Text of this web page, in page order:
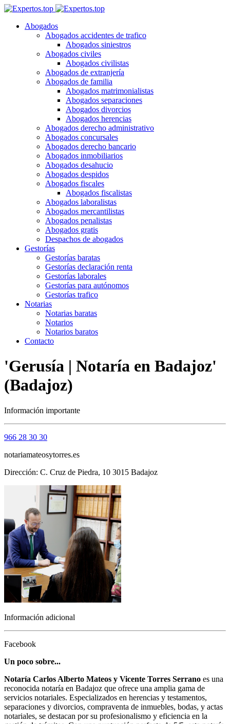
Abogados
Abogados accidentes de trafico
Abogados siniestros
Abogados civiles
Abogados civilistas
Abogados de extranjería
Abogados de familia
Abogados matrimonialistas
Abogados separaciones
Abogados divorcios
Abogados herencias
Abogados derecho administrativo
Abogados concursales
Abogados derecho bancario
Abogados inmobiliarios
Abogados desahucio
Abogados despidos
Abogados fiscales
Abogados fiscalistas
Abogados laboralistas
Abogados mercantilistas
Abogados penalistas
Abogados gratis
Despachos de abogados
Gestorías
Gestorías baratas
Gestorías declaración renta
Gestorías laborales
Gestorías para autónomos
Gestorías trafico
Notarias
Notarias baratas
Notarios
Notarios baratos
Contacto
'Gerusía | Notaría en Badajoz'
(Badajoz)
Información importante
966 28 30 30
notariamateosytorres.es
Dirección: C. Cruz de Piedra, 10 3015 Badajoz
Información adicional
Facebook
Un poco sobre...
Notaría Carlos Alberto Mateos y Vicente Torres Serrano es una
reconocida notaría en Badajoz que ofrece una amplia gama de
servicios notariales. Especializados en herencias y testamentos,
separaciones y divorcios, compraventa de inmuebles, bodas, y actas
notariales, se destacan por su profesionalismo y eficiencia en la